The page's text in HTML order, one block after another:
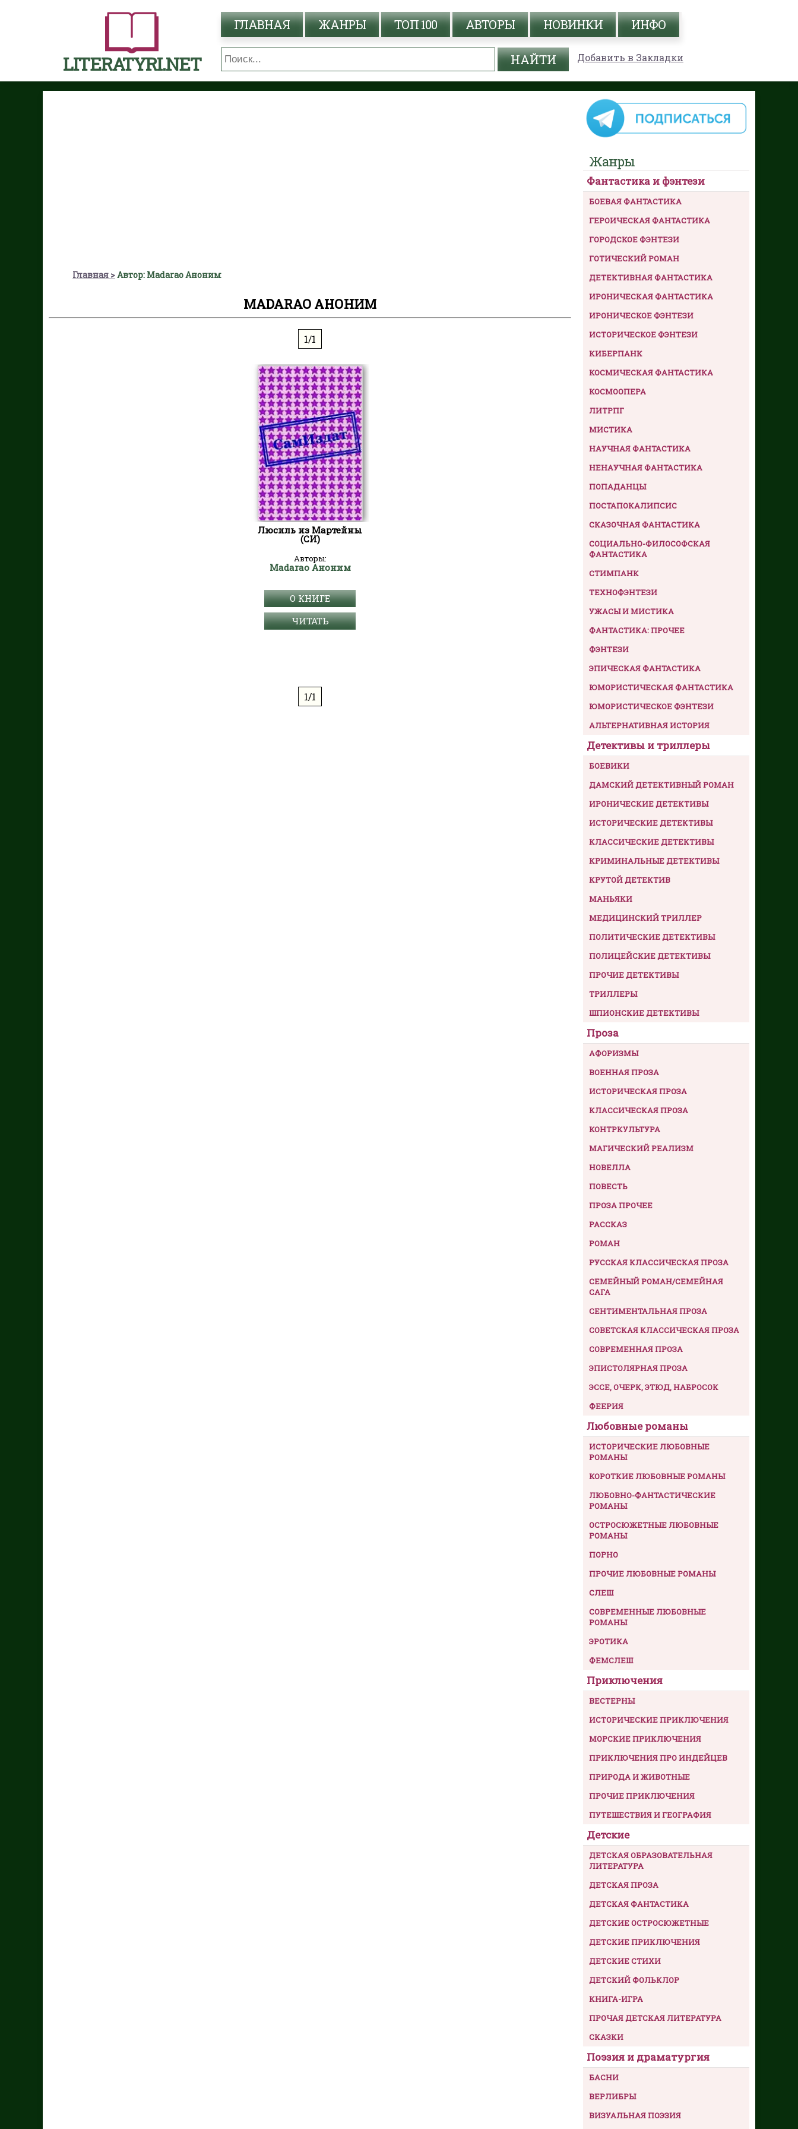
LITERATYRI.NET
ГЛАВНАЯ ЖАНРЫ ТОП 100 АВТОРЫ НОВИНКИ ИНФО
Добавить в Закладки
Главная Автор: Madarao Аноним
MADARAO АНОНИМ
1/1
Люсиль из Мартейны
(СИ)
Авторы:
Madarao Аноним
О КНИГЕ
ЧИТАТЬ
1/1
Жанры
Фантастика и фэнтези
БОЕВАЯ ФАНТАСТИКА
ГЕРОИЧЕСКАЯ ФАНТАСТИКА
ГОРОДСКОЕ ФЭНТЕЗИ
ГОТИЧЕСКИЙ РОМАН
ДЕТЕКТИВНАЯ ФАНТАСТИКА
ИРОНИЧЕСКАЯ ФАНТАСТИКА
ИРОНИЧЕСКОЕ ФЭНТЕЗИ
ИСТОРИЧЕСКОЕ ФЭНТЕЗИ
КИБЕРПАНК
КОСМИЧЕСКАЯ ФАНТАСТИКА
КОСМООПЕРА
ЛИТРПГ
МИСТИКА
НАУЧНАЯ ФАНТАСТИКА
НЕНАУЧНАЯ ФАНТАСТИКА
ПОПАДАНЦЫ
ПОСТАПОКАЛИПСИС
СКАЗОЧНАЯ ФАНТАСТИКА
СОЦИАЛЬНО-ФИЛОСОФСКАЯ
ФАНТАСТИКА
СТИМПАНК
ТЕХНОФЭНТЕЗИ
УЖАСЫ И МИСТИКА
ФАНТАСТИКА: ПРОЧЕЕ
ФЭНТЕЗИ
ЭПИЧЕСКАЯ ФАНТАСТИКА
ЮМОРИСТИЧЕСКАЯ ФАНТАСТИКА
ЮМОРИСТИЧЕСКОЕ ФЭНТЕЗИ
АЛЬТЕРНАТИВНАЯ ИСТОРИЯ
Детективы и триллеры
БОЕВИКИ
ДАМСКИЙ ДЕТЕКТИВНЫЙ РОМАН
ИРОНИЧЕСКИЕ ДЕТЕКТИВЫ
ИСТОРИЧЕСКИЕ ДЕТЕКТИВЫ
КЛАССИЧЕСКИЕ ДЕТЕКТИВЫ
КРИМИНАЛЬНЫЕ ДЕТЕКТИВЫ
КРУТОЙ ДЕТЕКТИВ
МАНЬЯКИ
МЕДИЦИНСКИЙ ТРИЛЛЕР
ПОЛИТИЧЕСКИЕ ДЕТЕКТИВЫ
ПОЛИЦЕЙСКИЕ ДЕТЕКТИВЫ
ПРОЧИЕ ДЕТЕКТИВЫ
ТРИЛЛЕРЫ
ШПИОНСКИЕ ДЕТЕКТИВЫ
Проза
АФОРИЗМЫ
ВОЕННАЯ ПРОЗА
ИСТОРИЧЕСКАЯ ПРОЗА
КЛАССИЧЕСКАЯ ПРОЗА
КОНТРКУЛЬТУРА
МАГИЧЕСКИЙ РЕАЛИЗМ
НОВЕЛЛА
ПОВЕСТЬ
ПРОЗА ПРОЧЕЕ
РАССКАЗ
РОМАН
РУССКАЯ КЛАССИЧЕСКАЯ ПРОЗА
СЕМЕЙНЫЙ РОМАН/СЕМЕЙНАЯ
САГА
СЕНТИМЕНТАЛЬНАЯ ПРОЗА
СОВЕТСКАЯ КЛАССИЧЕСКАЯ ПРОЗА
СОВРЕМЕННАЯ ПРОЗА
ЭПИСТОЛЯРНАЯ ПРОЗА
ЭССЕ, ОЧЕРК, ЭТЮД, НАБРОСОК
ФЕЕРИЯ
Любовные романы
ИСТОРИЧЕСКИЕ ЛЮБОВНЫЕ
РОМАНЫ
КОРОТКИЕ ЛЮБОВНЫЕ РОМАНЫ
ЛЮБОВНО-ФАНТАСТИЧЕСКИЕ
РОМАНЫ
ОСТРОСЮЖЕТНЫЕ ЛЮБОВНЫЕ
РОМАНЫ
ПОРНО
ПРОЧИЕ ЛЮБОВНЫЕ РОМАНЫ
СЛЕШ
СОВРЕМЕННЫЕ ЛЮБОВНЫЕ
РОМАНЫ
ЭРОТИКА
ФЕМСЛЕШ
Приключения
ВЕСТЕРНЫ
ИСТОРИЧЕСКИЕ ПРИКЛЮЧЕНИЯ
МОРСКИЕ ПРИКЛЮЧЕНИЯ
ПРИКЛЮЧЕНИЯ ПРО ИНДЕЙЦЕВ
ПРИРОДА И ЖИВОТНЫЕ
ПРОЧИЕ ПРИКЛЮЧЕНИЯ
ПУТЕШЕСТВИЯ И ГЕОГРАФИЯ
Детские
ДЕТСКАЯ ОБРАЗОВАТЕЛЬНАЯ
ЛИТЕРАТУРА
ДЕТСКАЯ ПРОЗА
ДЕТСКАЯ ФАНТАСТИКА
ДЕТСКИЕ ОСТРОСЮЖЕТНЫЕ
ДЕТСКИЕ ПРИКЛЮЧЕНИЯ
ДЕТСКИЕ СТИХИ
ДЕТСКИЙ ФОЛЬКЛОР
КНИГА-ИГРА
ПРОЧАЯ ДЕТСКАЯ ЛИТЕРАТУРА
СКАЗКИ
Поэзия и драматургия
БАСНИ
ВЕРЛИБРЫ
ВИЗУАЛЬНАЯ ПОЭЗИЯ